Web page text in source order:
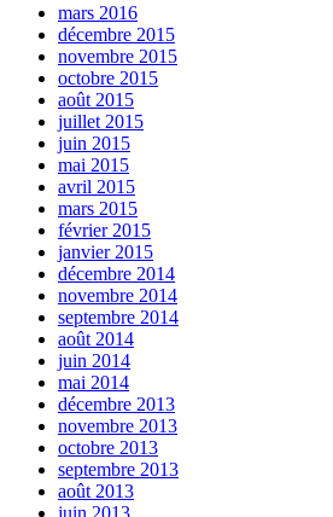
mars 2016
décembre 2015
novembre 2015
octobre 2015
août 2015
juillet 2015
juin 2015
mai 2015
avril 2015
mars 2015
février 2015
janvier 2015
décembre 2014
novembre 2014
septembre 2014
août 2014
juin 2014
mai 2014
décembre 2013
novembre 2013
octobre 2013
septembre 2013
août 2013
juin 2013